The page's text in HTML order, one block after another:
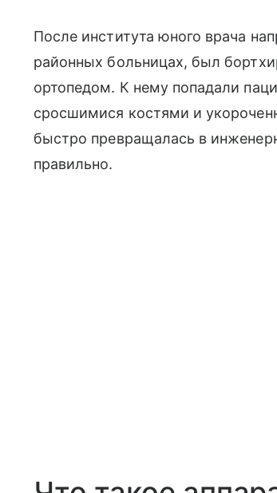
После института юного врача
районных больницах, был
ортопедом. К нему попадали
сросшимися костями и
быстро превращалась в
правильно.